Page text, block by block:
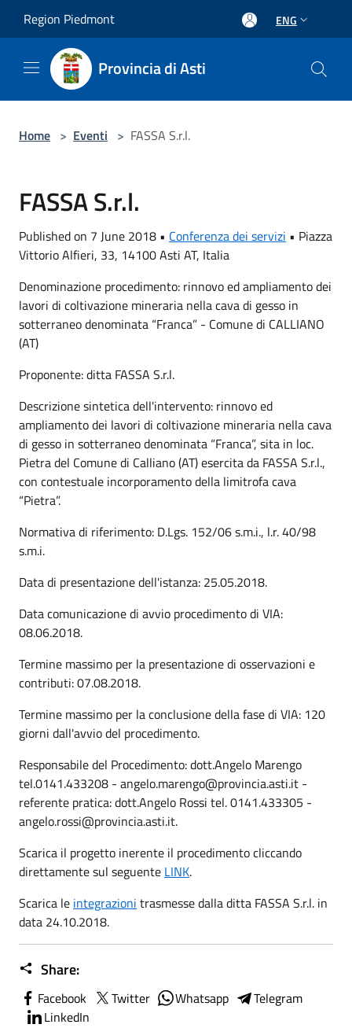
Region Piedmont ENG
Provincia di Asti
Home > Eventi > FASSA S.r.l.
FASSA S.r.l.
Published on 7 June 2018 • Conferenza dei servizi • Piazza
Vittorio Alfieri, 33, 14100 Asti AT, Italia
Denominazione procedimento: rinnovo ed ampliamento dei
lavori di coltivazione mineraria nella cava di gesso in
sotterraneo denominata “Franca” - Comune di CALLIANO
(AT)
Proponente: ditta FASSA S.r.l.
Descrizione sintetica dell'intervento: rinnovo ed
ampliamento dei lavori di coltivazione mineraria nella cava
di gesso in sotterraneo denominata “Franca”, sita in loc.
Pietra del Comune di Calliano (AT) esercita da FASSA S.r.l.,
con contestuale incorporamento della limitrofa cava
“Pietra”.
Normativa di riferimento: D.Lgs. 152/06 s.m.i., l.r. 40/98
s.m.i.
Data di presentazione dell'istanza: 25.05.2018.
Data comunicazione di avvio procedimento di VIA:
08.06.2018.
Termine massimo per la presentazione di osservazioni e
contributi: 07.08.2018.
Termine massimo per la conclusione della fase di VIA: 120
giorni dall'avvio del procedimento.
Responsabile del Procedimento: dott.Angelo Marengo
tel.0141.433208 - angelo.marengo@provincia.asti.it -
referente pratica: dott.Angelo Rossi tel. 0141.433305 -
angelo.rossi@provincia.asti.it.
Scarica il progetto inerente il procedimento cliccando
direttamente sul seguente LINK.
Scarica le integrazioni trasmesse dalla ditta FASSA S.r.l. in
data 24.10.2018.
Share:
Facebook Twitter Whatsapp
Telegram
LinkedIn